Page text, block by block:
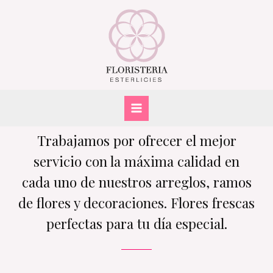
¿Qué deseas?
Trabajamos por ofrecer el mejor
servicio con la máxima calidad en
cada uno de nuestros arreglos, ramos
de flores y decoraciones. Flores frescas
perfectas para tu día especial.